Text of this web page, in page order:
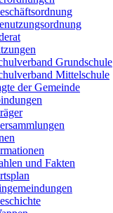
Grundschule
Mittelschule
der Gemeinde
und Fakten